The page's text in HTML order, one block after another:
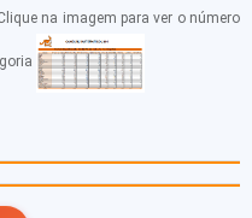
na imagem para ver o número